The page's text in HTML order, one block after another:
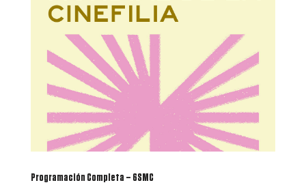
Programación Completa – 6SMC